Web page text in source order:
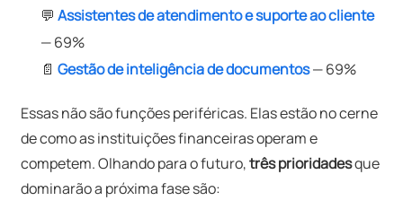
💬 Assistentes de atendimento e suporte ao cliente
— 69%
📄 Gestão de inteligência de documentos— 69%
Essas não são funções periféricas. Elas estão no cerne
de como as instituições financeiras operam e
competem. Olhando para o futuro,três prioridadesque
dominarão a próxima fase são: